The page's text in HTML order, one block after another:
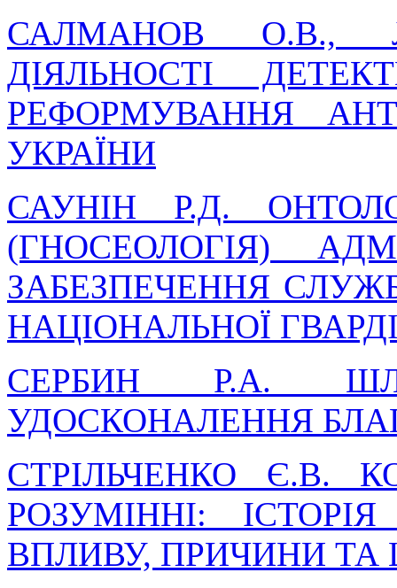
САЛМАНОВ О.В.,
ДІЯЛЬНОСТІ
РЕФОРМУВАННЯ
УКРАЇНИ
САУНІН Р.Д.
(ГНОСЕОЛОГІЯ)
ЗАБЕЗПЕЧЕННЯ
НАЦІОНАЛЬНОЇ
СЕРБИН Р.А.
УДОСКОНАЛЕННЯ
СТРІЛЬЧЕНКО Є.В.
РОЗУМІННІ:
ВПЛИВУ, ПРИЧИНИ